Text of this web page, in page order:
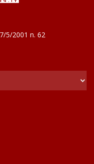
5/2001 n. 62